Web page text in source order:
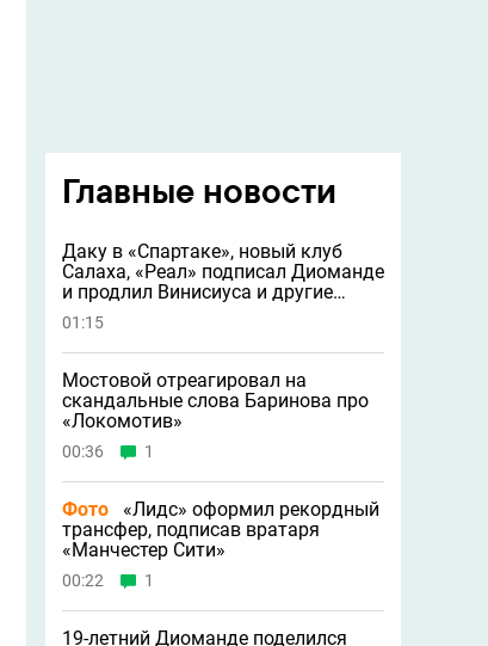
Главные новости
Даку в «Спартаке», новый клуб
Салаха, «Реал» подписал Диоманде
и продлил Винисиуса и другие
новости
01:15
Мостовой отреагировал на
скандальные слова Баринова про
«Локомотив»
00:36 1
Фото
«Лидс» оформил рекордный
трансфер, подписав вратаря
«Манчестер Сити»
00:22 1
19-летний Диоманде поделился